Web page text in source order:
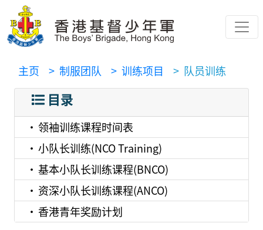
主页 > 制服团队 > 训练项目 > 队员训练
目录
领袖训练课程时间表
小队长训练(NCO Training)
基本小队长训练课程(BNCO)
资深小队长训练课程(ANCO)
香港青年奖励计划